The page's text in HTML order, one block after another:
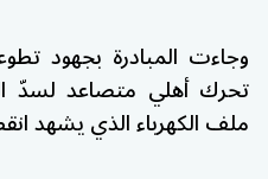
وجاءت المبادرة بجهود
تحرك أهلي متصاعد لسدّ
ملف الكهرباء الذي يشهد